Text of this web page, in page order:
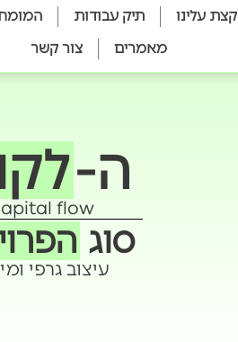
קצת עלינו תיק עבודות
מאמרים
צור קשר
ה-
flow
סוג
עיצוב גרפי